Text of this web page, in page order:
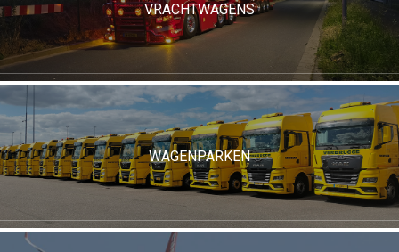
VRACHTWAGENS
WAGENPARKEN